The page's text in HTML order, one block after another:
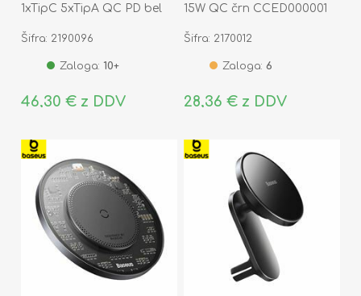
1xTipC 5xTipA QC PD bel
Šifra: 2190096
Zaloga: 10+
46,30 € z DDV
15W QC črn CCED000001
Šifra: 2170012
Zaloga: 6
28,36 € z DDV